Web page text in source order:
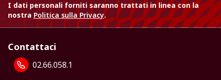
I dati personali forniti saranno trattati in linea con la
nostra Politica sulla Privacy.
Contattaci
02.66.058.1